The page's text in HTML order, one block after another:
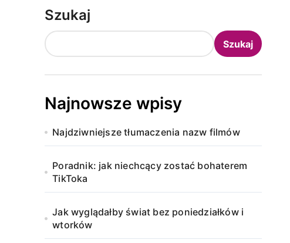
Szukaj
Szukaj
Najnowsze wpisy
Najdziwniejsze tłumaczenia nazw filmów
Poradnik: jak niechcący zostać bohaterem
TikToka
Jak wyglądałby świat bez poniedziałków i
wtorków